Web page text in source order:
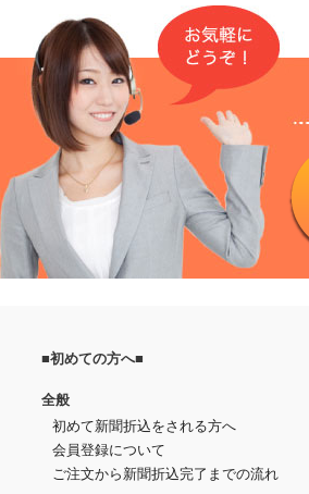
応！地域密着型で反響がある
■初めての方へ■
全般
初めて新聞折込をされる方へ
会員登録について
ご注文から新聞折込完了までの流れ